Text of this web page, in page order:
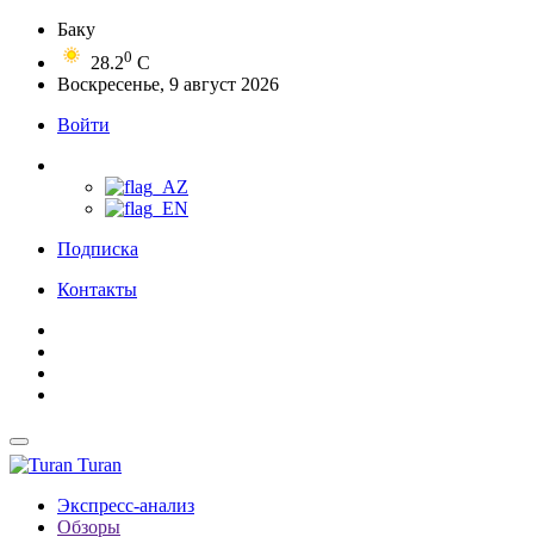
Баку
28.20 C
Воскресенье, 9 август 2026
Войти
Подписка
Контакты
Turan
Экспресс-анализ
Обзоры